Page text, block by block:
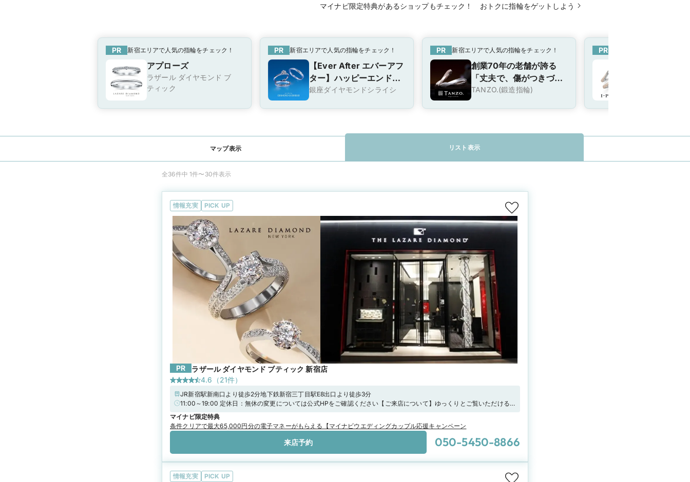
マイナビ限定特典があるショップもチェック！ おトクに指輪をゲットしよう
PR 新宿エリアで人気の指輪をチェック！
アプローズ
ラザール ダイヤモンド ブ
ティック
PR 新宿エリアで人気の指輪をチェック！
【Ever After エバーアフ
ター】ハッピーエンドを
経て、ふたりの物語が永
銀座ダイヤモンドシライシ
PR 新宿エリアで人気の指輪をチェック！
創業70年の老舗が誇る
「丈夫で、傷がつきづら
い」鍛造製法で名品リン
TANZO.(鍛造指輪)
PR
マップ表示 リスト表示
全36件中 1件〜30件表示
情報充実 PICK UP
PR
ラザール ダイヤモンド ブティック 新宿店
4.6 （21件）
JR新宿駅新南口より徒歩2分地下鉄新宿三丁目駅E8出口より徒歩3分
11:00～19:00 定休日：無休の変更については公式HPをご確認ください【ご来店について】ゆっくりとご覧いただける
よう、ご来店前にWebまたはお電話でのご予約をおすすめしております。おひとりでもパートナーの方とも、どうぞお
気軽にお越しください。
マイナビ限定特典
条件クリアで最大65,000円分の電子マネーがもらえる【マイナビウエディングカップル応援キャンペーン
来店予約 050-5450-8866
情報充実 PICK UP